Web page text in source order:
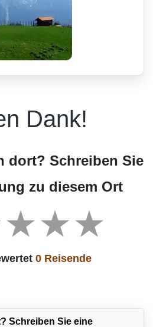
Dank!
dort? Schreiben Sie
zu diesem Ort
0 Reisende
Schreiben Sie eine